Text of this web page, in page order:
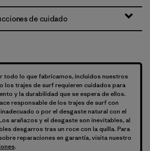
de cuidado
todo lo que fabricamos, incluidos nuestros
los trajes de surf requieren cuidados para
y la durabilidad que se espera de ellos.
responsable de los trajes de surf con
o por el desgaste natural con el
arañazos y el desgaste son inevitables, al
desgarros tras un roce con la quilla. Para
reparaciones en garantía, visita nuestro
.